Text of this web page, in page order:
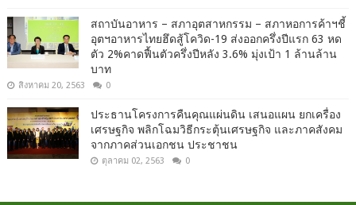
สถาบันอาหาร – สภาอุตสาหกรรม – สภาหอการค้าฯชี้
อุตฯอาหารไทยฮึดสู้โควิด-19 ส่งออกครึ่งปีแรก 63 หด
ตัว 2%คาดฟื้นตัวครึ่งปีหลัง 3.6% มุ่งเป้า 1 ล้านล้าน
บาท
สิงหาคม 20, 2563 0
ประธานโครงการคืนคุณแผ่นดิน เสนอแผน ยกเครื่อง
เศรษฐกิจ พลิกโฉมวิธีกระตุ้นเศรษฐกิจ และภาคสังคม
จากภาคส่วนเอกชน ประชาชน
ตุลาคม 02, 2563 0